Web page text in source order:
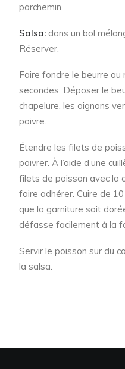
parchemin.
Salsa: dans un bol
Réserver.
Faire fondre le beurre
secondes. Déposer le
chapelure, les oignons
poivre.
Étendre les filets de
poivrer. À l’aide d’une
filets de poisson avec la
faire adhérer. Cuire de
que la garniture soit
défasse facilement à la
Servir le poisson sur du
la salsa.